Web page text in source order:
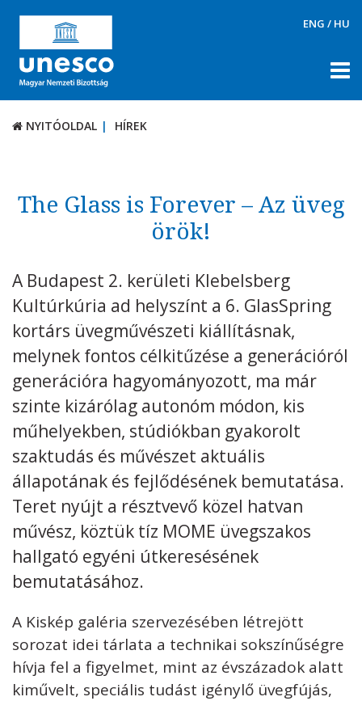
ENG / HU
NYITÓOLDAL HÍREK
TÉMÁK
DOKUMENTUMTÁR
KAPCSOLAT
Kövess minket unescohungary
Adatkezelési tájékoztató Impresszum
Technikai információk
NYITÓOLDAL HÍREK
The Glass is Forever – Az üveg
örök!
A Budapest 2. kerületi Klebelsberg
Kultúrkúria ad helyszínt a 6. GlasSpring
kortárs üvegművészeti kiállításnak,
melynek fontos célkitűzése a generációról
generációra hagyományozott, ma már
szinte kizárólag autonóm módon, kis
műhelyekben, stúdiókban gyakorolt
szaktudás és művészet aktuális
állapotának és fejlődésének bemutatása.
Teret nyújt a résztvevő közel hatvan
művész, köztük tíz MOME üvegszakos
hallgató egyéni útkeresésének
bemutatásához.
A Kiskép galéria szervezésében létrejött
sorozat idei tárlata a technikai sokszínűségre
hívja fel a figyelmet, mint az évszázadok alatt
kiművelt, speciális tudást igénylő üvegfújás,